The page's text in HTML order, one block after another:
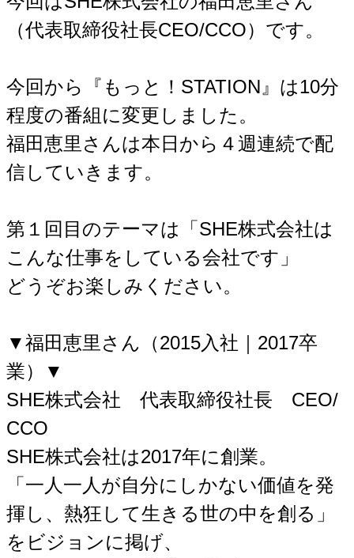
（代表取締役社長CEO/CCO）です。
今回から『もっと！STATION』は10分
程度の番組に変更しました。
福田恵里さんは本日から４週連続で配
信していきます。
第１回目のテーマは「SHE株式会社は
こんな仕事をしている会社です」
どうぞお楽しみください。
▼福田恵里さん（2015入社｜2017卒
業）▼
SHE株式会社 代表取締役社長 CEO/
CCO
SHE株式会社は2017年に創業。
「一人一人が自分にしかない価値を発
揮し、熱狂して生きる世の中を創る」
をビジョンに掲げ、